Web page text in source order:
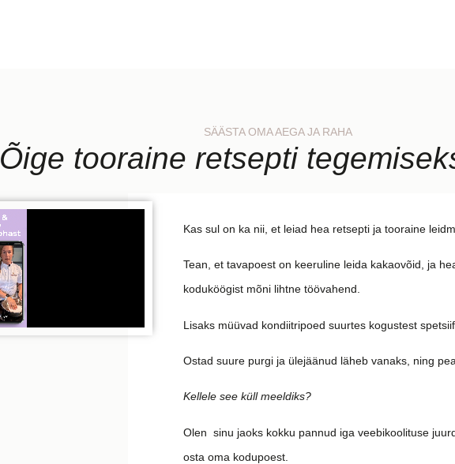
SÄÄSTA OMA AEGA JA RAHA
Õige tooraine retsepti
Kas sul on ka nii, et leiad hea retsepti ja tooraine
Tean, et tavapoest on keeruline leida kakaovõid, ja
koduköögist mõni lihtne töövahend.
Lisaks müüvad kondiitripoed suurtes kogustest
Ostad suure purgi ja ülejäänud läheb vanaks, ning
Kellele see küll meeldiks?
Olen sinu jaoks kokku pannud iga veebikoolituse
osta oma kodupoest.